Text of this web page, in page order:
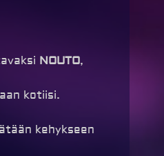
NOUTO,
kotiisi.
kehykseen